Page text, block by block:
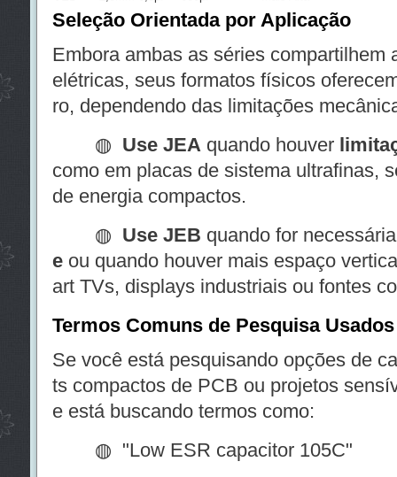
Seleção Orientada por Aplicação
Embora ambas as séries compartilhem
elétricas, seus formatos físicos
ro, dependendo das limitações
◍ Use JEAquando houver
como em placas de sistema ultrafinas,
de energia compactos.
◍ Use JEB quando for
eou quando houver mais espaço
art TVs, displays industriais ou fontes
Termos Comuns de Pesquisa
Se você está pesquisando opções de
ts compactos de PCB ou projetos
e está buscando termos como:
◍ "Low ESR capacitor 105C"